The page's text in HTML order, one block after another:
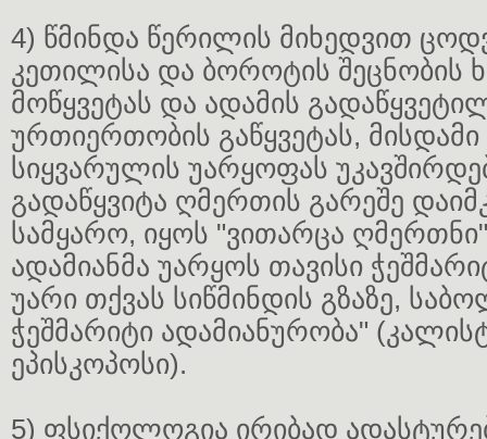
4) წმინდა წერილის მიხედვით
კეთილისა და ბოროტის შეცნობის
მოწყვეტას და ადამის
ურთიერთობის გაწყვეტას,
სიყვარულის უარყოფას
გადაწყვიტა ღმერთის გარეშე
სამყარო, იყოს "ვითარცა
ადამიანმა უარყოს თავისი
უარი თქვას სიწმინდის გზაზე,
ჭეშმარიტი ადამიანურობა"
ეპისკოპოსი).
5) ფსიქოლოგია ირიბად